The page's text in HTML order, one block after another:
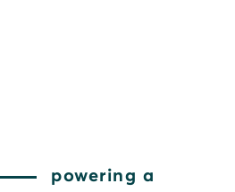
powering a